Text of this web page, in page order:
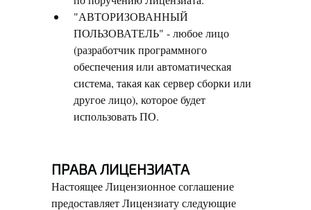
"АВТОРИЗОВАННЫЙ
ПОЛЬЗОВАТЕЛЬ" - любое лицо
(разработчик программного
обеспечения или автоматическая
система, такая как сервер сборки или
другое лицо), которое будет
использовать ПО.
ПРАВА ЛИЦЕНЗИАТА
Настоящее Лицензионное соглашение
предоставляет Лицензиату следующие